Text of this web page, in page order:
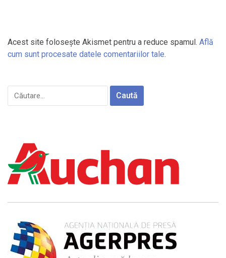
Acest site folosește Akismet pentru a reduce spamul. Află
cum sunt procesate datele comentariilor tale.
Caută